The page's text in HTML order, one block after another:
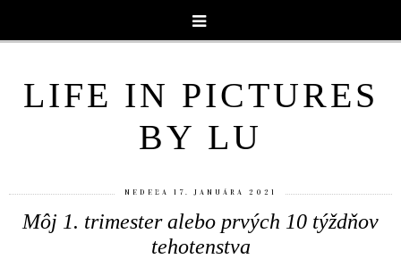
LIFE IN PICTURES
BY LU
NEDEĽA 17. JANUÁRA 2021
Môj 1. trimester alebo prvých 10 týždňov
tehotenstva